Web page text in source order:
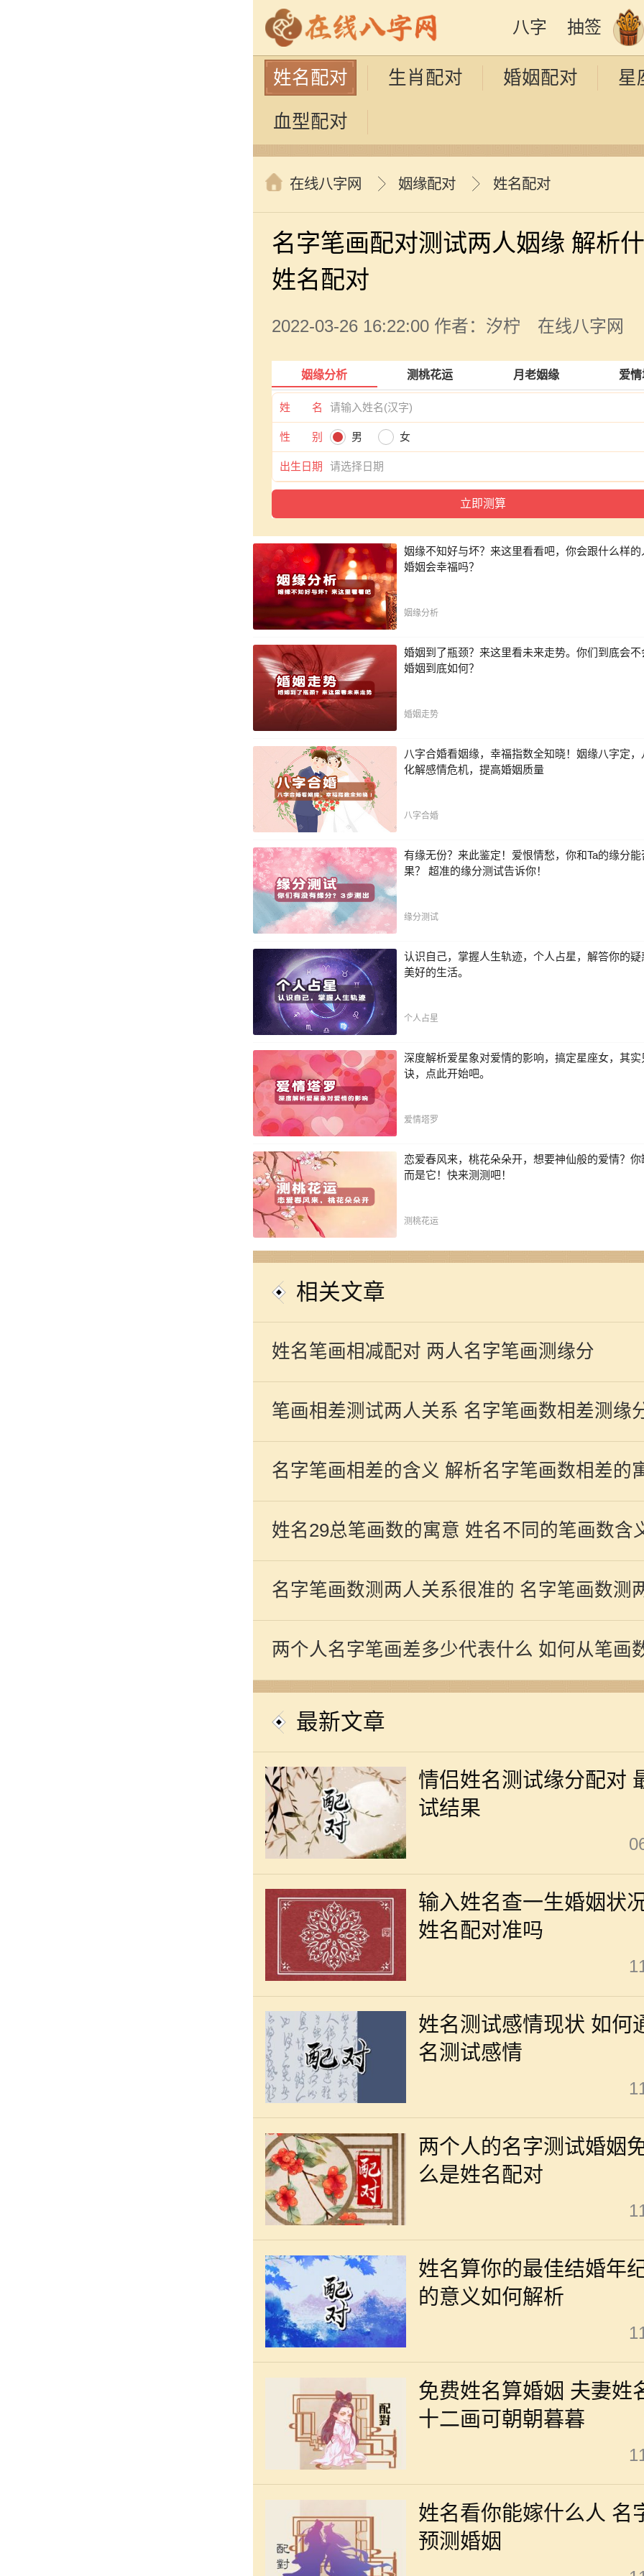
八字 抽签
姓名配对 生肖配对 婚姻配对 星
血型配对
在线八字网 姻缘配对 姓名配对
名字笔画配对测试两人姻缘 解析
姓名配对
2022-03-26 16:22:00 作者：汐柠 在线八字网
姻缘分析 测桃花运 月老姻缘 爱
姓 名
性 别 男 女
出生日期
姻缘不知好与坏？来这里看看吧，你会跟什么样的
婚姻会幸福吗？
姻缘分析
婚姻到了瓶颈？来这里看未来走势。你们到底会
婚姻到底如何？
婚姻走势
八字合婚看姻缘，幸福指数全知晓！姻缘八字定
化解感情危机，提高婚姻质量
八字合婚
有缘无份？来此鉴定！爱恨情愁，你和Ta的缘分
果？ 超准的缘分测试告诉你！
缘分测试
认识自己，掌握人生轨迹，个人占星，解答你的疑
美好的生活。
个人占星
深度解析爱星象对爱情的影响，搞定星座女，其
诀，点此开始吧。
爱情塔罗
恋爱春风来，桃花朵朵开，想要神仙般的爱情？
而是它！快来测测吧！
测桃花运
相关文章
姓名笔画相减配对 两人名字笔画测缘分
笔画相差测试两人关系 名字笔画数相差测缘
名字笔画相差的含义 解析名字笔画数相差的
姓名29总笔画数的寓意 姓名不同的笔画数含
析
名字笔画数测两人关系很准的 名字笔画数测
关系
两个人名字笔画差多少代表什么 如何从笔画
测爱情
最新文章
情侣姓名测试缘分配对
试结果
输入姓名查一生婚姻状
姓名配对准吗
姓名测试感情现状 如何
名测试感情
两个人的名字测试婚姻
么是姓名配对
姓名算你的最佳结婚年
的意义如何解析
免费姓名算婚姻 夫妻姓
十二画可朝朝暮暮
姓名看你能嫁什么人 名
预测婚姻